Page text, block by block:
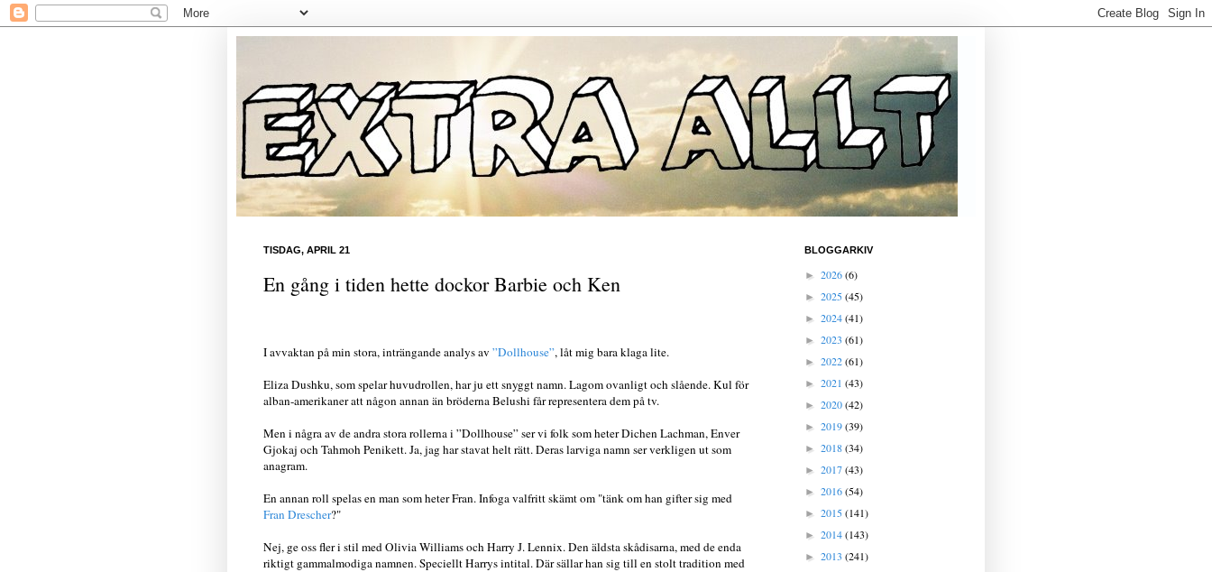
TISDAG, APRIL 21
En gång i tiden hette dockor Barbie och Ken
I avvaktan på min stora, inträngande analys av ”Dollhouse”, låt mig bara klaga lite.
Eliza Dushku, som spelar huvudrollen, har ju ett snyggt namn. Lagom ovanligt och slående. Kul för
alban-amerikaner att någon annan än bröderna Belushi får representera dem på tv.
Men i några av de andra stora rollerna i ”Dollhouse” ser vi folk som heter Dichen Lachman, Enver
Gjokaj och Tahmoh Penikett. Ja, jag har stavat helt rätt. Deras larviga namn ser verkligen ut som
anagram.
En annan roll spelas en man som heter Fran. Infoga valfritt skämt om "tänk om han gifter sig med
Fran Drescher?"
Nej, ge oss fler i stil med Olivia Williams och Harry J. Lennix. Den äldsta skådisarna, med de enda
riktigt gammalmodiga namnen. Speciellt Harrys intital. Där sällar han sig till en stolt tradition med
BLOGGARKIV
► 2026(6)
► 2025(45)
► 2024(41)
► 2023 (61)
► 2022(61)
► 2021 (43)
► 2020(42)
► 2019(39)
► 2018(34)
► 2017(43)
► 2016(54)
► 2015(141)
► 2014(143)
► 2013 (241)